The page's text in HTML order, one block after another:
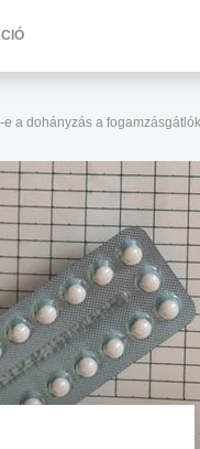
e a dohányzás a